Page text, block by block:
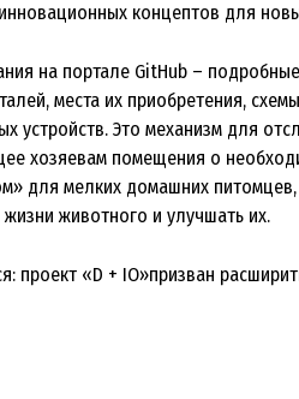
концептов для
на портале GitHub –
места их приобретения,
устройств. Это механизм для
хозяевам помещения о
для мелких домашних
животного и улучшать их.
проект «D + IO»призван